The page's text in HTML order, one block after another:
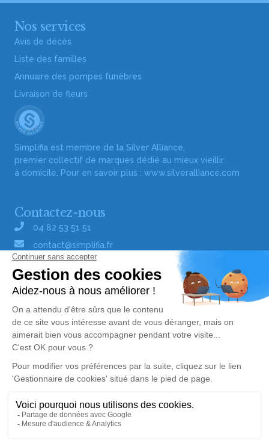
Nos services
Avis de décès
Liste des familles
Annuaire des pompes funèbres
Livraison de fleurs
Simplifia est membre de la Silver Alliance,
premier collectif de marques dédié au mieux vieillir
à domicile. Pour en savoir plus : www.silveralliance.com
Contactez-nous
04 82 53 51 51
contact@simplifia.fr
Réseaux sociaux
Liens utiles
Publier un avis de décès
Signaler un abus/une erreur
Consultez nos offres d'emploi
Politique de traitement des données